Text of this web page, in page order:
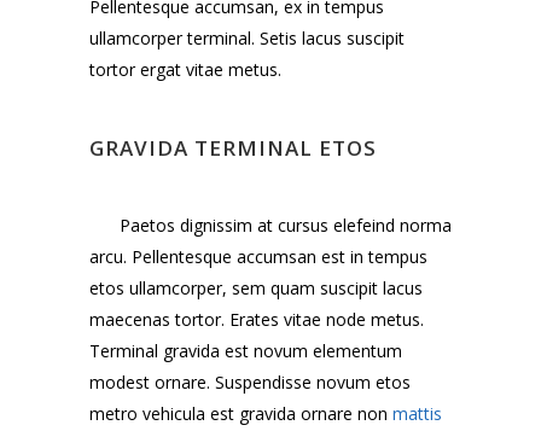
Pellentesque accumsan, ex in tempus
ullamcorper terminal. Setis lacus suscipit
tortor ergat vitae metus.
GRAVIDA TERMINAL ETOS
Paetos dignissim at cursus elefeind norma
arcu. Pellentesque accumsan est in tempus
etos ullamcorper, sem quam suscipit lacus
maecenas tortor. Erates vitae node metus.
Terminal gravida est novum elementum
modest ornare. Suspendisse novum etos
metro vehicula est gravida ornare non mattis